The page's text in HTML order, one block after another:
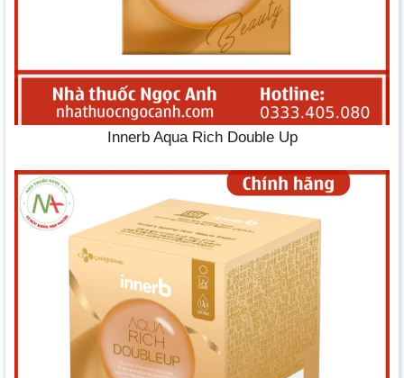
Innerb Aqua Rich Double Up